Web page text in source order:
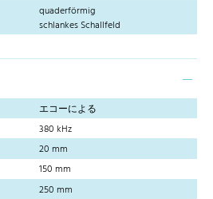
quaderförmig
schlankes Schallfeld
エコーによる
380 kHz
20 mm
150 mm
250 mm